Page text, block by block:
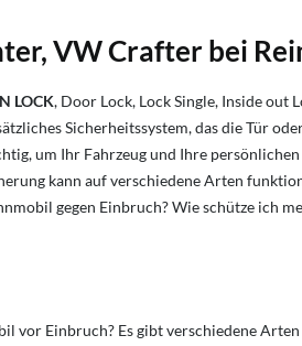
VW Crafter bei
LOCK, Door Lock, Lock Single, Inside out
Sicherheitssystem, das die Tür
um Ihr Fahrzeug und Ihre
kann auf verschiedene Arten
gegen Einbruch?Wie schütze ich
vor Einbruch? Es gibt verschiedene